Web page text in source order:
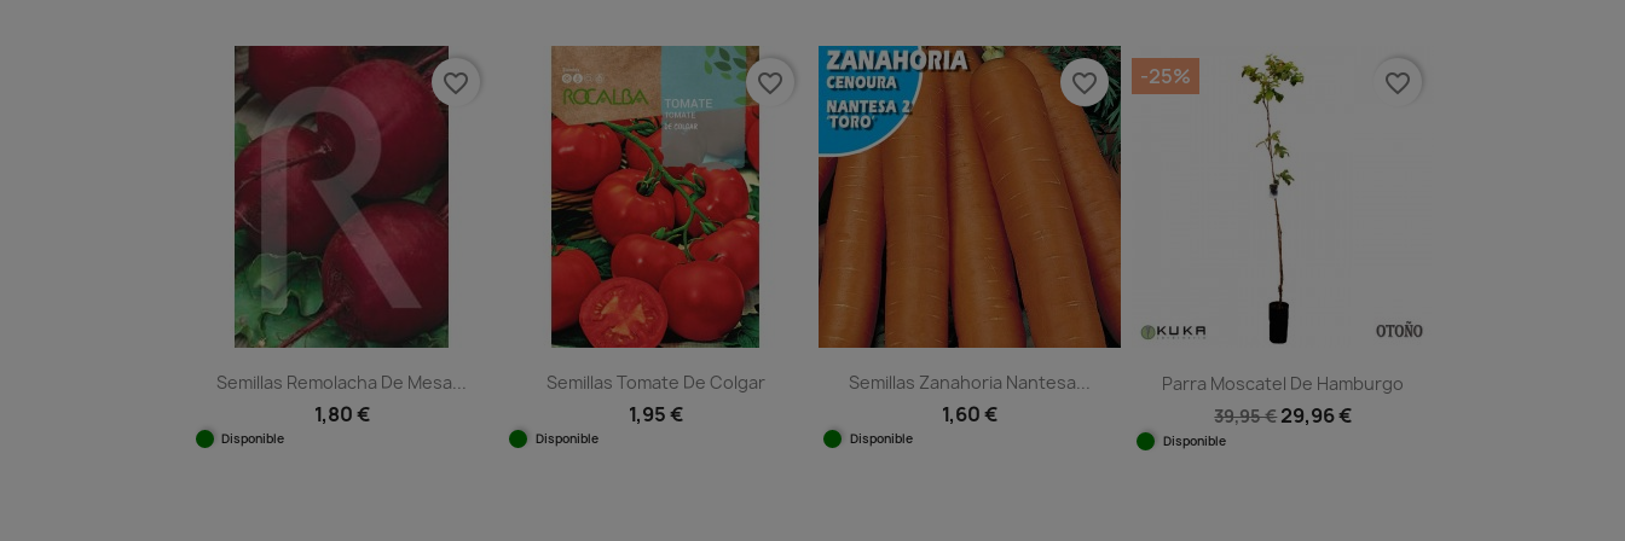
Semillas Remolacha De Mesa...
1,80 €
Disponible
favorite_border
Semillas Tomate De Colgar
1,95 €
Disponible
favorite_border
Semillas Zanahoria Nantesa...
1,60 €
Disponible
favorite_border
Parra Moscatel De Hamburgo
39,95 €29,96 €
Disponible
-25% favorite_border